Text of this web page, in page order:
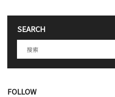
SEARCH
FOLLOW